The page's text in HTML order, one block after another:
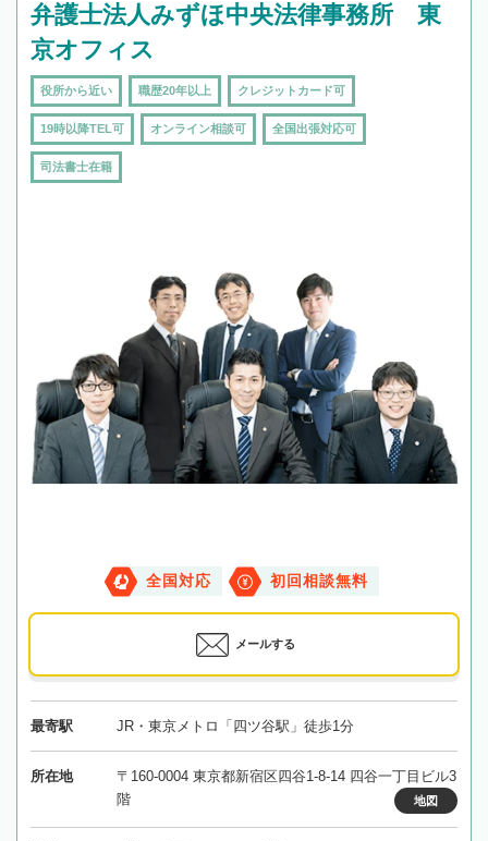
弁護士法人みずほ中央法律事務所 東
京オフィス
役所から近い 職歴20年以上 クレジットカード可
19時以降TEL可 オンライン相談可 全国出張対応可
司法書士在籍
全国対応 初回相談無料
メールする
最寄駅 JR・東京メトロ「四ツ谷駅」徒歩1分
所在地
〒160-0004 東京都新宿区四谷1-8-14 四谷一丁目ビル3
階
地図